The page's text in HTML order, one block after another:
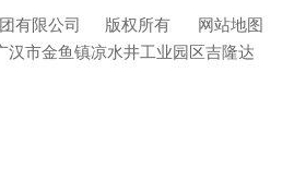
有限公司 版权所有
网站地图
汉市金鱼镇凉水井工业园区吉隆达